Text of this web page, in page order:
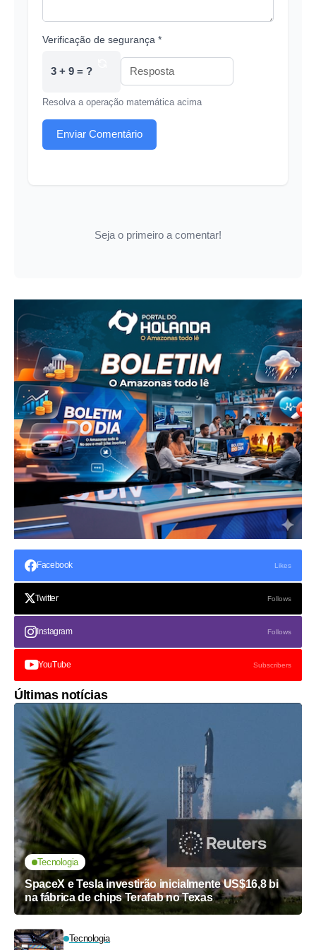
Verificação de segurança *
3 + 9 = ?
Resolva a operação matemática acima
Enviar Comentário
Seja o primeiro a comentar!
Facebook Likes
Twitter Follows
Instagram Follows
YouTube Subscribers
Últimas notícias
Tecnologia
SpaceX e Tesla investirão inicialmente US$16,8 bi
na fábrica de chips Terafab no Texas
Tecnologia